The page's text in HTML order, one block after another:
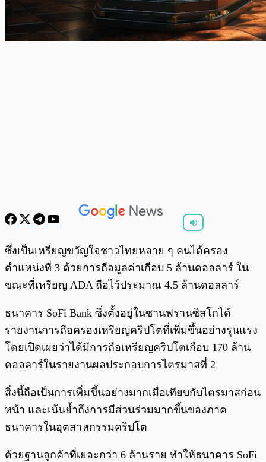
พร้อมเล่น 0:00
ซึ่งเป็นเหรียญขวัญใจชาวไทยหลาย ๆ คนได้ครอง
ตำแหน่งที่ 3 ด้วยการถือมูลค่าเกือบ 5 ล้านดอลลาร์ ใน
ขณะที่เหรียญ ADA ถือไว้ประมาณ 4.5 ล้านดอลลาร์
ธนาคาร SoFi Bank ซึ่งตั้งอยู่ในซานฟรานซิสโกได้
รายงานการถือครองเหรียญคริปโตที่เพิ่มขึ้นอย่างรุนแรง
โดยเปิดเผยว่าได้มีการถือเหรียญคริปโตเกือบ 170 ล้าน
ดอลลาร์ในรายงานผลประกอบการไตรมาสที่ 2
สิ่งนี้ถือเป็นการเพิ่มขึ้นอย่างมากเมื่อเทียบกับไตรมาสก่อน
หน้า และเน้นย้ำถึงการมีส่วนร่วมมากขึ้นของภาค
ธนาคารในอุตสาหกรรมคริปโต
ด้วยฐานลูกค้าที่เยอะกว่า 6 ล้านราย ทำให้ธนาคาร SoFi